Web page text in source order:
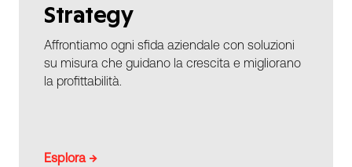
Strategy
Affrontiamo ogni sfida aziendale con soluzioni
su misura che guidano la crescita e migliorano
la profittabilità.
Esplora →